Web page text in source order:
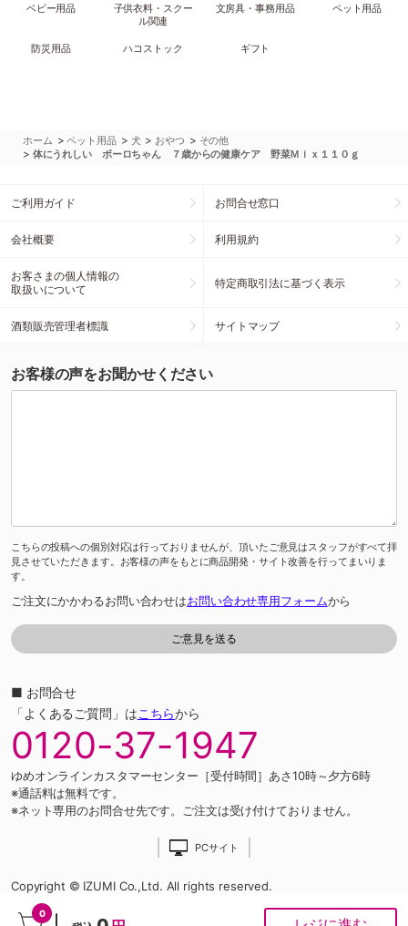
0
ベビー用品
子供衣料・スクー
ル関連
文房具・事務用品 ペット用品
防災用品 ハコストック ギフト
ホーム >ペット用品 > 犬 > おやつ > その他
> 体にうれしい ボーロちゃん ７歳からの健康ケア 野菜Ｍｉｘ１１０ｇ
ご利用ガイド お問合せ窓口
会社概要 利用規約
お客さまの個人情報の
取扱いについて
特定商取引法に基づく表示
酒類販売管理者標識 サイトマップ
お客様の声をお聞かせください
こちらの投稿への個別対応は行っておりませんが、頂いたご意見はスタッフがすべて拝
見させていただきます。お客様の声をもとに商品開発・サイト改善を行ってまいりま
す。
ご注文にかかわるお問い合わせはお問い合わせ専用フォームから
■ お問合せ
「よくあるご質問」はこちらから
0120-37-1947
ゆめオンラインカスタマーセンター［受付時間］あさ10時～夕方6時
※通話料は無料です。
※ネット専用のお問合せ先です。ご注文は受け付けておりません。
PCサイト
Copyright © IZUMI Co.,Ltd. All rights reserved.